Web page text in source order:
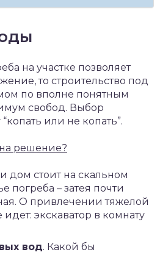
на участке позволяет
то строительство под
по вполне понятным
свобод. Выбор
или не копать”.
решение?
дом стоит на скальном
погреба – затея почти
О привлечении тяжелой
экскаватор в комнату
вод. Какой бы